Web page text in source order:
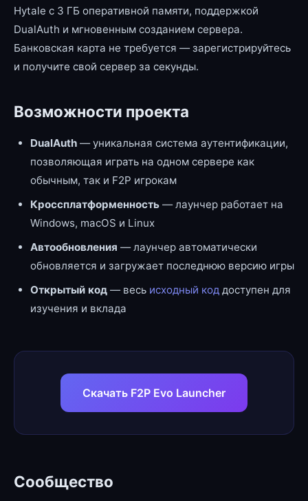
Hytale с 3 ГБ оперативной памяти, поддержкой
DualAuth и мгновенным созданием сервера.
Банковская карта не требуется — зарегистрируйтесь
и получите свой сервер за секунды.
Возможности проекта
DualAuth — уникальная система аутентификации,
позволяющая играть на одном сервере как
обычным, так и F2P игрокам
Кроссплатформенность — лаунчер работает на
Windows, macOS и Linux
Автообновления — лаунчер автоматически
обновляется и загружает последнюю версию игры
Открытый код — весь исходный код доступен для
изучения и вклада
Скачать F2P Evo Launcher
Сообщество